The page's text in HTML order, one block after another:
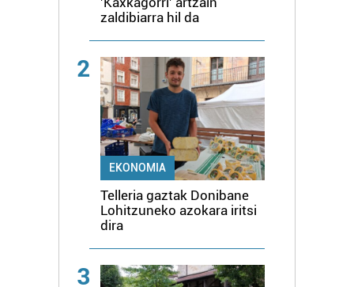
zaldibiarra hil da
2
EKONOMIA
Telleria gaztak Donibane
Lohitzuneko azokara iritsi
dira
3